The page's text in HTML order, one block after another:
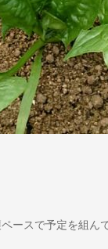
ースで予定を組ん